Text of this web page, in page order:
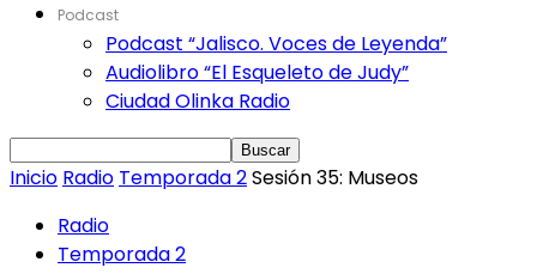
Podcast
Podcast “Jalisco. Voces de Leyenda”
Audiolibro “El Esqueleto de Judy”
Ciudad Olinka Radio
Inicio Radio Temporada 2Sesión 35: Museos
Radio
Temporada 2